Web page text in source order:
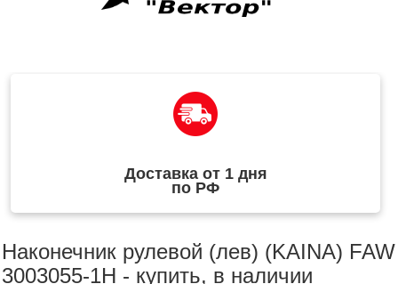
Доставка от 1 дня
по РФ
Наконечник рулевой (лев) (KAINA) FAW
3003055-1H - купить, в наличии